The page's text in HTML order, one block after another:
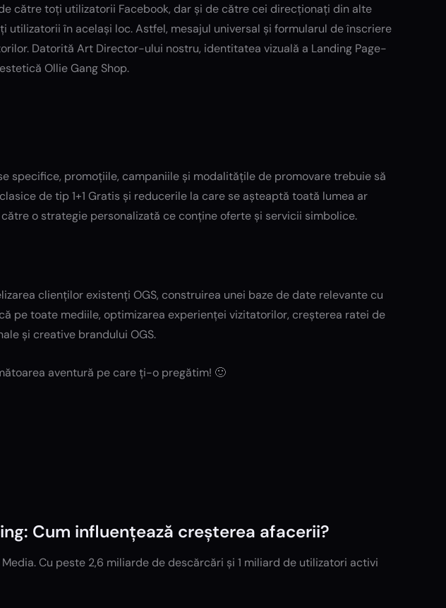
către toți utilizatorii Facebook, dar și de către cei direcționați din alte
utilizatorii în același loc. Astfel, mesajul universal și formularul de înscriere
Datorită Art Director-ului nostru, identitatea vizuală a Landing Page-
Ollie Gang Shop.
specifice, promoțiile, campaniile și modalitățile de promovare trebuie să
de tip 1+1 Gratis și reducerile la care se așteaptă toată lumea ar
o strategie personalizată ce conține oferte și servicii simbolice.
clienților existenți OGS, construirea unei baze de date relevante cu
pe toate mediile, optimizarea experienței vizitatorilor, creșterea ratei de
și creative brandului OGS.
aventură pe care ți-o pregătim! 🙂
Cum influențează creșterea afacerii?
Cu peste 2,6 miliarde de descărcări și 1 miliard de utilizatori activi